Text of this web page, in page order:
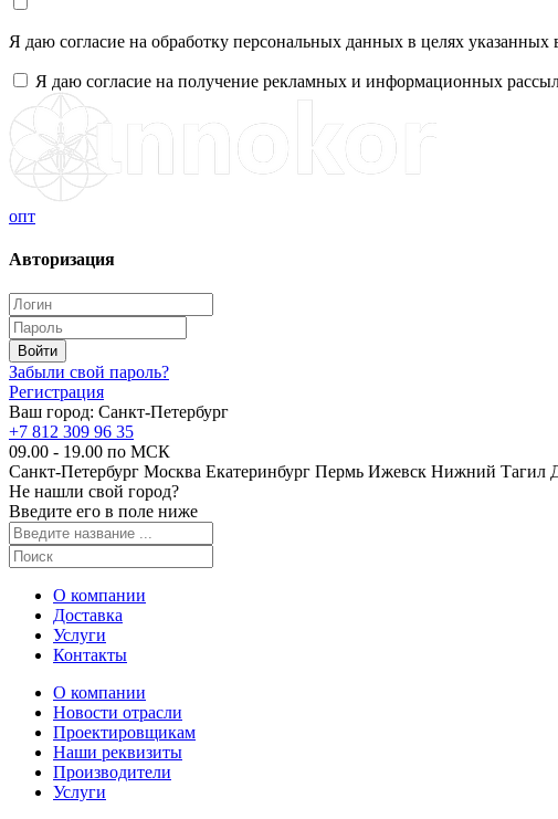
Я даю согласие на обработку персональных данных в целях указанных
Я даю согласие на получение рекламных и информационных
опт
Авторизация
Забыли свой пароль?
Регистрация
Ваш город: Санкт-Петербург
+7 812 309 96 35
09.00 - 19.00 по МСК
Санкт-Петербург Москва Екатеринбург Пермь Ижевск Нижний Тагил
Не нашли свой город?
Введите его в поле ниже
О компании
Доставка
Услуги
Контакты
О компании
Новости отрасли
Проектировщикам
Наши реквизиты
Производители
Услуги